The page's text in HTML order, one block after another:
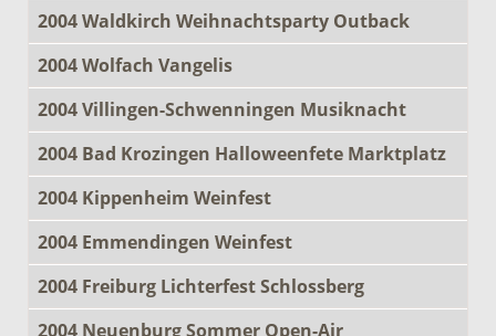
2004 Waldkirch Weihnachtsparty Outback
2004 Wolfach Vangelis
2004 Villingen-Schwenningen Musiknacht
2004 Bad Krozingen Halloweenfete Marktplatz
2004 Kippenheim Weinfest
2004 Emmendingen Weinfest
2004 Freiburg Lichterfest Schlossberg
2004 Neuenburg Sommer Open-Air